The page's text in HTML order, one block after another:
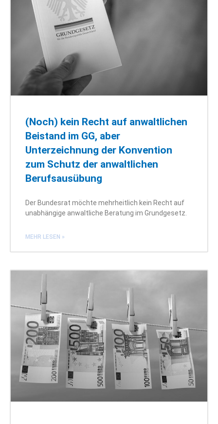
(Noch) kein Recht auf anwaltlichen
Beistand im GG, aber
Unterzeichnung der Konvention
zum Schutz der anwaltlichen
Berufsausübung
Der Bundesrat möchte mehrheitlich kein Recht auf
unabhängige anwaltliche Beratung im Grundgesetz.
MEHR LESEN »